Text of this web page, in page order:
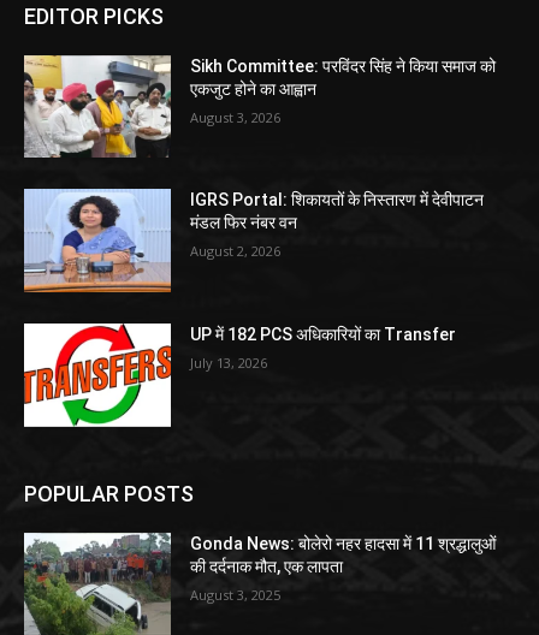
EDITOR PICKS
Sikh Committee: परविंदर सिंह ने किया समाज को
एकजुट होने का आह्वान
August 3, 2026
IGRS Portal: शिकायतों के निस्तारण में देवीपाटन
मंडल फिर नंबर वन
August 2, 2026
UP में 182 PCS अधिकारियों का Transfer
July 13, 2026
POPULAR POSTS
Gonda News: बोलेरो नहर हादसा में 11 श्रद्धालुओं
की दर्दनाक मौत, एक लापता
August 3, 2025